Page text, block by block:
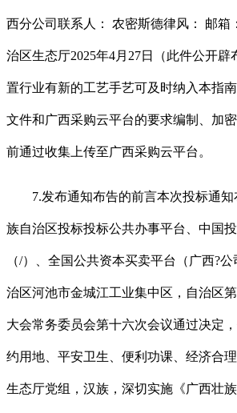
西分公司联系人： 农密斯德律风： 邮箱
治区生态厅2025年4月27日（此件公开辟
置行业有新的工艺手艺可及时纳入本指
文件和广西采购云平台的要求编制、加
前通过收集上传至广西采购云平台。
7.发布通知布告的前言本次投标通知
族自治区投标投标公共办事平台、中国
（/）、全国公共资本买卖平台（广西?
治区河池市金城江工业集中区，自治区
大会常务委员会第十六次会议通过决定
约用地、平安卫生、便利功课、经济合
生态厅党组，汉族，深切实施《广西壮